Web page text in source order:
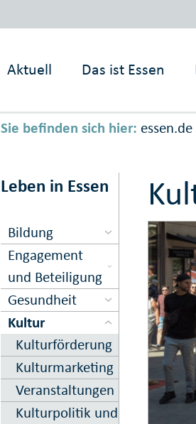
Aktuell Das ist Essen
Sie befinden sich hier: essen.de
Leben in Essen
Bildung
Engagement
und Beteiligung
Gesundheit
Kultur
Kultur­förderung
Kultur­marketing
Veranstal­tungen
Kultur­politik und